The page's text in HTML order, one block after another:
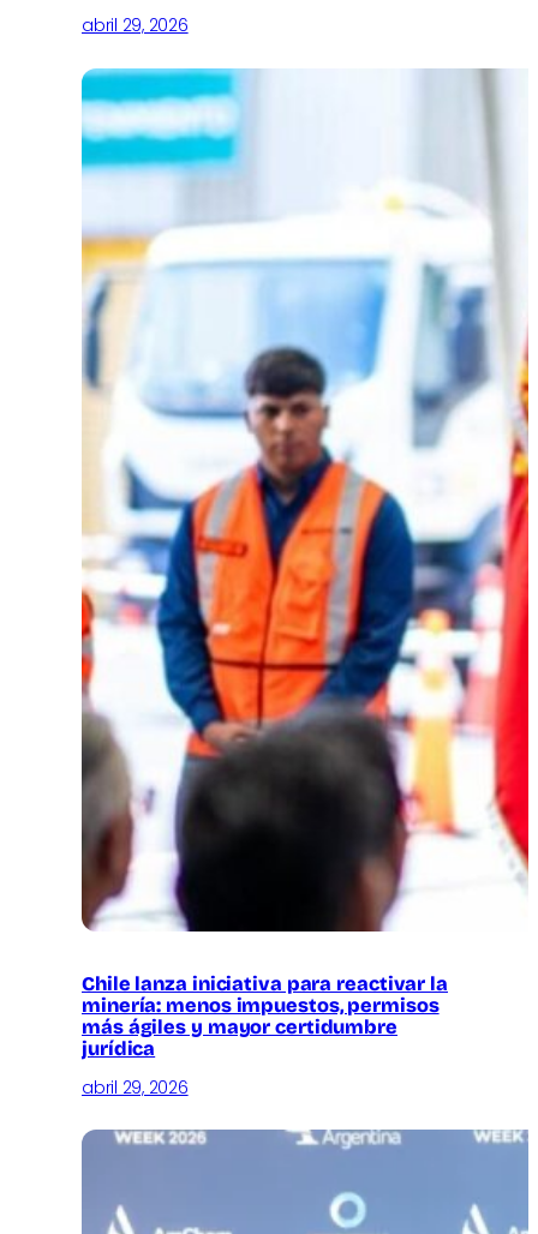
abril 29, 2026
Chile lanza iniciativa para reactivar la
minería: menos impuestos, permisos
más ágiles y mayor certidumbre
jurídica
abril 29, 2026